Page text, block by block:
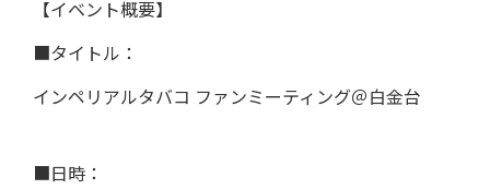
【イベント概要】
■タイトル：
インペリアルタバコ ファンミーティング＠白金台
■日時：